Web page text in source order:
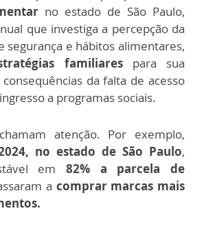
no estado de São Paulo,
que investiga a percepção da
segurança e hábitos alimentares,
familiarespara sua
da falta de acesso
a programas sociais.
atenção. Por exemplo,
no estado de São Paulo,
em 82% a parcela de
a comprar marcas mais